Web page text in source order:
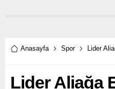
Anasayfa Spor Lider
Lider Aliağa